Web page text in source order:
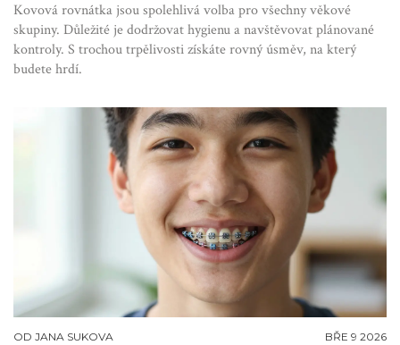
Kovová rovnátka jsou spolehlivá volba pro všechny věkové
skupiny. Důležité je dodržovat hygienu a navštěvovat plánované
kontroly. S trochou trpělivosti získáte rovný úsměv, na který
budete hrdí.
OD JANA SUKOVA BŘE 9 2026